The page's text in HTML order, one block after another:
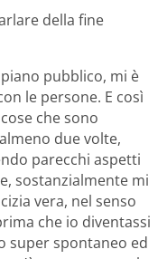
della fine
pubblico, mi è
le persone. E così
che sono
due volte,
parecchi aspetti
sostanzialmente mi
vera, nel senso
che io diventassi
super spontaneo ed